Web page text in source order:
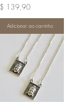
139,90
Adicionar ao carrinho